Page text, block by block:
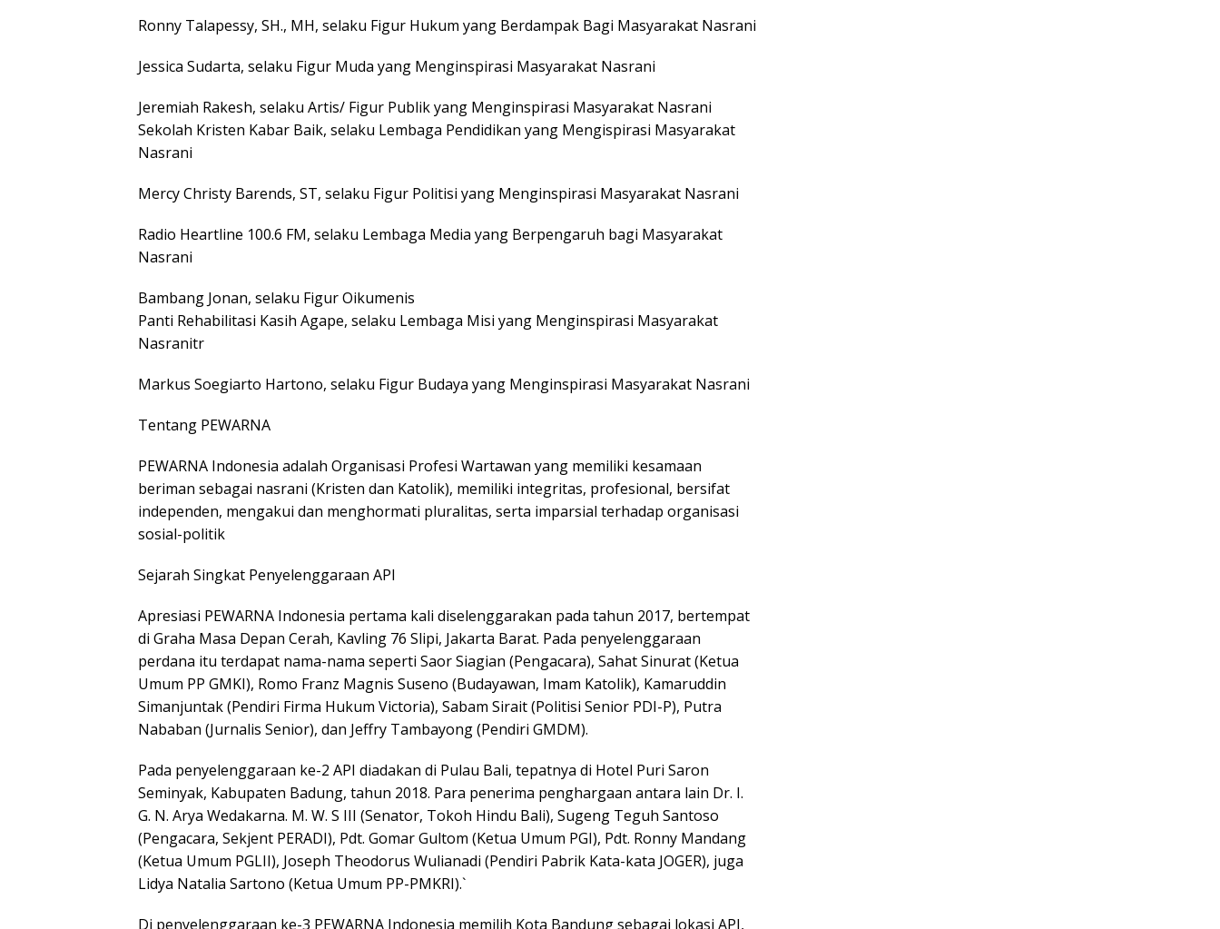
Ronny Talapessy, SH., MH, selaku Figur Hukum yang Berdampak Bagi Masyarakat Nasrani
Jessica Sudarta, selaku Figur Muda yang Menginspirasi Masyarakat Nasrani
Jeremiah Rakesh, selaku Artis/ Figur Publik yang Menginspirasi Masyarakat Nasrani
Sekolah Kristen Kabar Baik, selaku Lembaga Pendidikan yang Mengispirasi Masyarakat
Nasrani
Mercy Christy Barends, ST, selaku Figur Politisi yang Menginspirasi Masyarakat Nasrani
Radio Heartline 100.6 FM, selaku Lembaga Media yang Berpengaruh bagi Masyarakat
Nasrani
Bambang Jonan, selaku Figur Oikumenis
Panti Rehabilitasi Kasih Agape, selaku Lembaga Misi yang Menginspirasi Masyarakat
Nasranitr
Markus Soegiarto Hartono, selaku Figur Budaya yang Menginspirasi Masyarakat Nasrani
Tentang PEWARNA
PEWARNA Indonesia adalah Organisasi Profesi Wartawan yang memiliki kesamaan
beriman sebagai nasrani (Kristen dan Katolik), memiliki integritas, profesional, bersifat
independen, mengakui dan menghormati pluralitas, serta imparsial terhadap organisasi
sosial-politik
Sejarah Singkat Penyelenggaraan API
Apresiasi PEWARNA Indonesia pertama kali diselenggarakan pada tahun 2017, bertempat
di Graha Masa Depan Cerah, Kavling 76 Slipi, Jakarta Barat. Pada penyelenggaraan
perdana itu terdapat nama-nama seperti Saor Siagian (Pengacara), Sahat Sinurat (Ketua
Umum PP GMKI), Romo Franz Magnis Suseno (Budayawan, Imam Katolik), Kamaruddin
Simanjuntak (Pendiri Firma Hukum Victoria), Sabam Sirait (Politisi Senior PDI-P), Putra
Nababan (Jurnalis Senior), dan Jeffry Tambayong (Pendiri GMDM).
Pada penyelenggaraan ke-2 API diadakan di Pulau Bali, tepatnya di Hotel Puri Saron
Seminyak, Kabupaten Badung, tahun 2018. Para penerima penghargaan antara lain Dr. I.
G. N. Arya Wedakarna. M. W. S III (Senator, Tokoh Hindu Bali), Sugeng Teguh Santoso
(Pengacara, Sekjent PERADI), Pdt. Gomar Gultom (Ketua Umum PGI), Pdt. Ronny Mandang
(Ketua Umum PGLII), Joseph Theodorus Wulianadi (Pendiri Pabrik Kata-kata JOGER), juga
Lidya Natalia Sartono (Ketua Umum PP-PMKRI).`
Di penyelenggaraan ke-3 PEWARNA Indonesia memilih Kota Bandung sebagai lokasi API,